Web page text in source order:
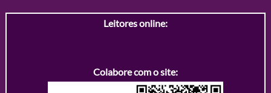
Leitores online:
Colabore com o site: